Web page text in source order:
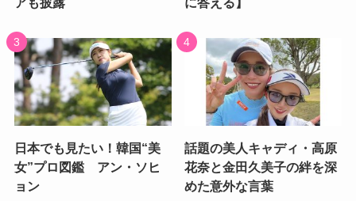
日本でも見たい！韓国“美
女”プロ図鑑 アン・ソヒ
ョン
話題の美人キャディ・高原
花奈と金田久美子の絆を深
めた意外な言葉